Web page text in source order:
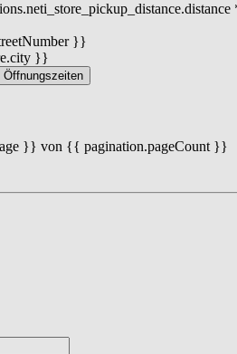
}}
}}
Öffnungszeiten
}} von {{ pagination.pageCount }}